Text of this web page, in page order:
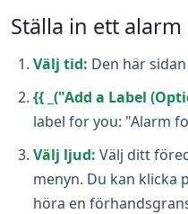
Ställa in ett alarm
Välj tid: Den här
{{ _("Add a Label
label for you: "Alarm
Välj ljud: Välj ditt
menyn. Du kan klicka
höra en